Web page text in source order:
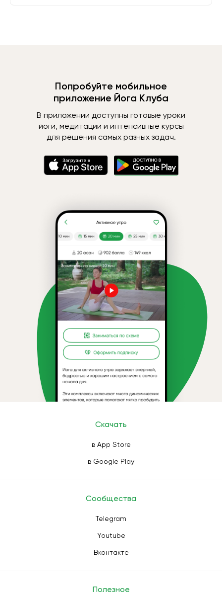
Попробуйте мобильное
приложение Йога Клуба
В приложении доступны готовые уроки
йоги, медитации и интенсивные курсы
для решения самых разных задач.
Скачать
в App Store
в Google Play
Сообщества
Telegram
Youtube
Вконтакте
Полезное